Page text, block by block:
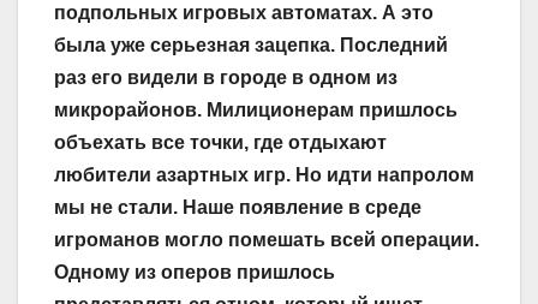
подпольных игровых автоматах. А это
была уже серьезная зацепка. Последний
раз его видели в городе в одном из
микрорайонов. Милиционерам пришлось
объехать все точки, где отдыхают
любители азартных игр. Но идти напролом
мы не стали. Наше появление в среде
игроманов могло помешать всей операции.
Одному из оперов пришлось